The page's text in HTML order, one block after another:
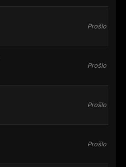
Prošlo
Prošlo
Prošlo
Prošlo